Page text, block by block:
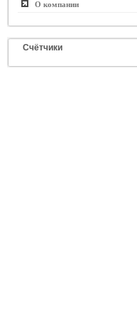
О компании
Счётчики